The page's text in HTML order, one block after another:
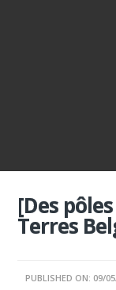
[Des
Terres
PUBLISHED ON: 09/